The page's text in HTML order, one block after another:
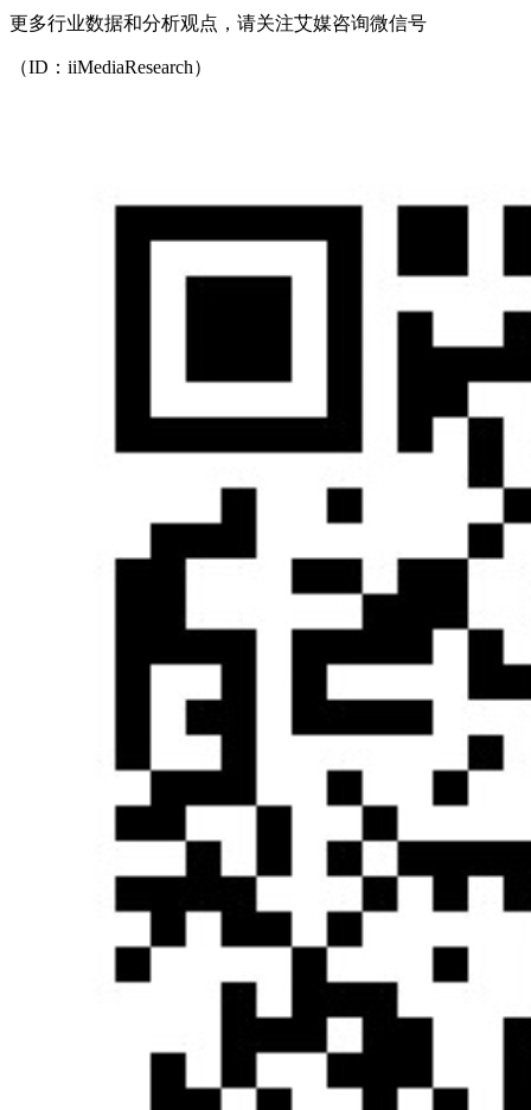
更多行业数据和分析观点，请关注艾媒咨询微信号
（ID：iiMediaResearch）